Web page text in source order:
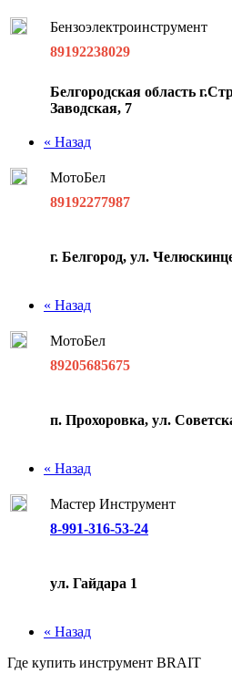
Бензоэлектроинструмент
89192238029
Белгородская область
Заводская, 7
« Назад
МотоБел
89192277987
г. Белгород, ул.
« Назад
МотоБел
89205685675
п. Прохоровка, ул.
« Назад
Мастер Инструмент
8-991-316-53-24
ул. Гайдара 1
« Назад
Где купить инструмент BRAIT